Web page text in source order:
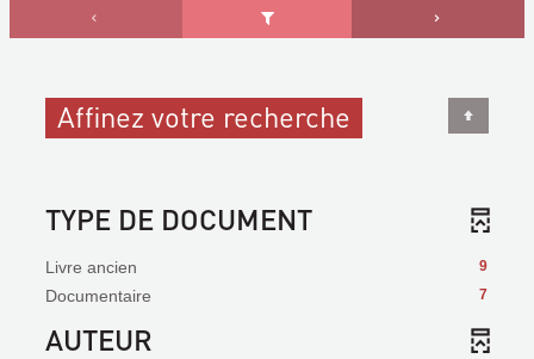
Affinez votre recherche
TYPE DE DOCUMENT
9
Livre ancien
7
Documentaire
AUTEUR